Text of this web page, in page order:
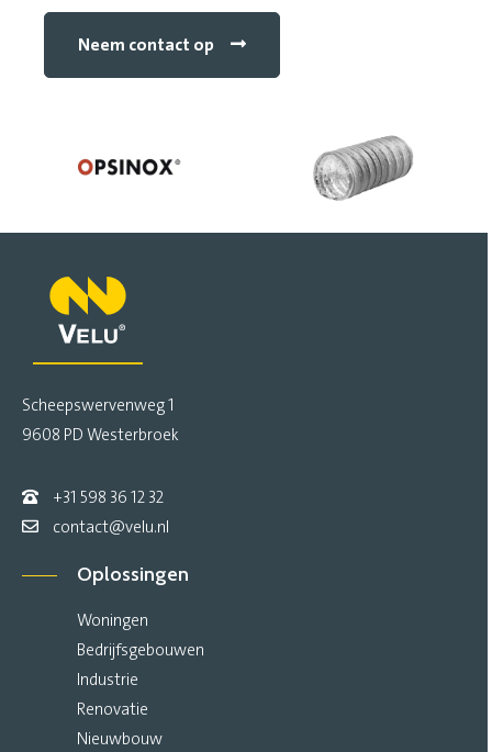
Neem contact op
Scheepswervenweg 1
9608 PD Westerbroek
+31 598 36 12 32
contact@velu.nl
Oplossingen
Woningen
Bedrijfsgebouwen
Industrie
Renovatie
Nieuwbouw